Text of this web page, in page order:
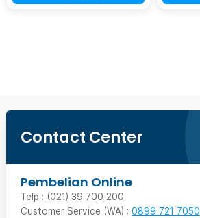
Contact Center
Pembelian Online
Telp : (021) 39 700 200
Customer Service (WA) : 0899 721 7050